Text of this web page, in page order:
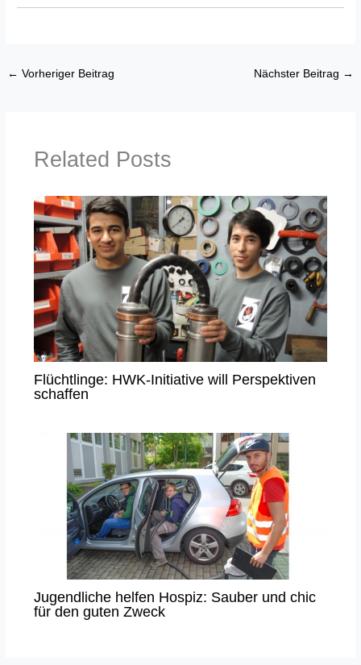
← Vorheriger Beitrag Nächster Beitrag →
Related Posts
Flüchtlinge: HWK-Initiative will Perspektiven
schaffen
Jugendliche helfen Hospiz: Sauber und chic
für den guten Zweck